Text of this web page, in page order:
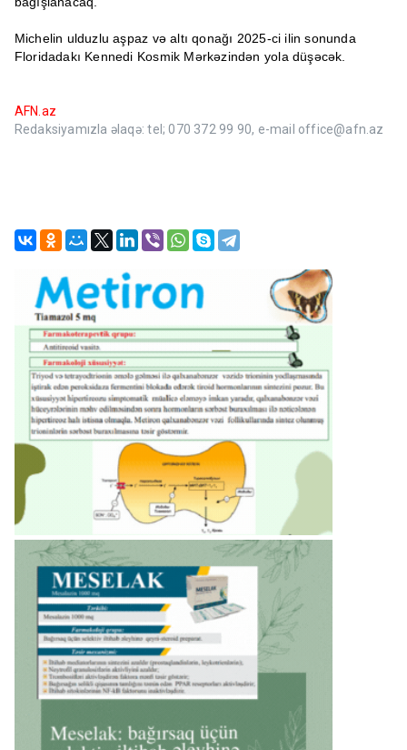
Michelin ulduzlu aşpaz və altı qonağı 2025-ci ilin sonunda
Floridadakı Kennedi Kosmik Mərkəzindən yola düşəcək.
AFN.az
Redaksiyamızla əlaqə: tel; 070 372 99 90, e-mail office@afn.az